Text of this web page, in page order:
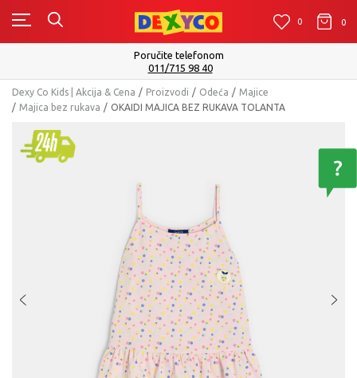
0 0 0
Isporuku možete očekivati u roku od 2 do 4 radna
Pogledaj više
Dexy Co Kids | Akcija & Cena Proizvodi Odeća
Majice
Majica bez rukava
OKAIDI MAJICA BEZ RUKAVA TOLANTA